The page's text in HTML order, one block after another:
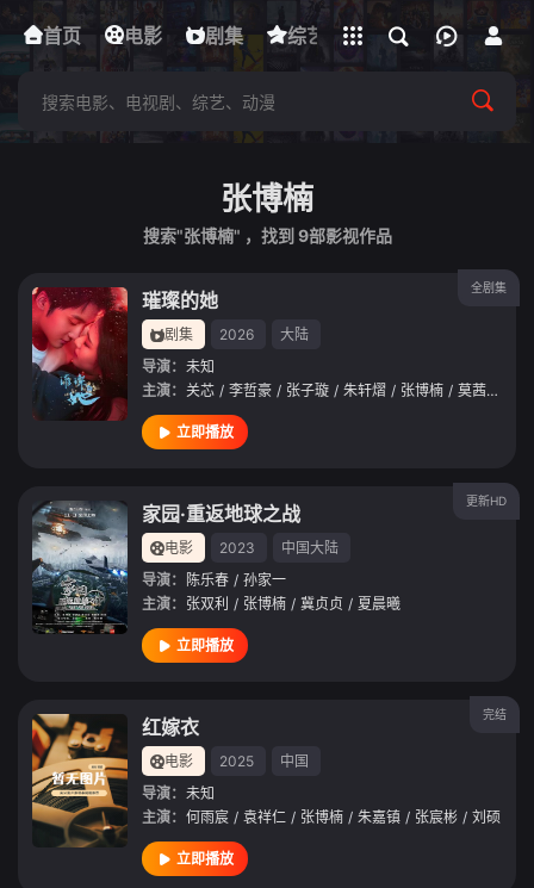
首页 电影 剧集 综艺 动漫 短剧
下载客户端
立即登录
张博楠
搜索"张博楠" ，找到 9部影视作品
全剧集
璀璨的她
剧集 2026
大陆
导演： 未知
主演： 关芯 / 李哲豪 / 张子璇 / 朱轩熠 / 张博楠 / 莫茜 /
立即播放
更新HD
家园·重返地球之战
电影 2023
中国大陆
导演：
陈乐春 / 孙家一
主演： 张双利 / 张博楠 / 冀贞贞 / 夏晨曦
立即播放
完结
红嫁衣
电影 2025
中国
导演： 未知
主演： 何雨宸 / 袁祥仁 / 张博楠 / 朱嘉镇 / 张宸彬 / 刘硕
立即播放